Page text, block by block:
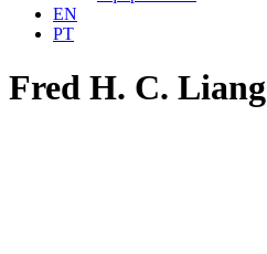
EN
PT
Fred H. C. Liang